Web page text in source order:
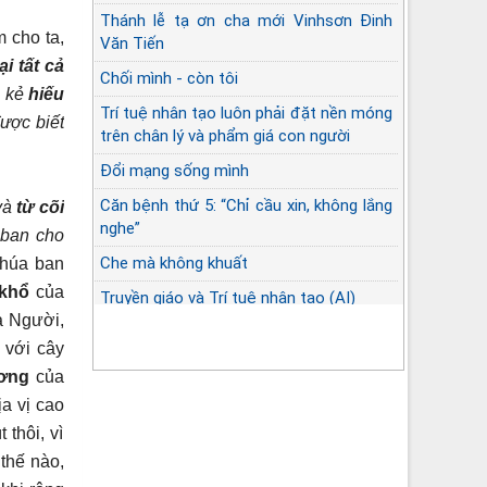
cho ta,
tất cả
kẻ hiếu
biết
từ cõi
cho
ban
của
Người,
với cây
của
vị cao
thôi, vì
nào,
Thánh lễ tạ ơn cha mới Vinhsơn Đinh
Văn Tiến
Chối mình - còn tôi
Trí tuệ nhân tạo luôn phải đặt nền móng
trên chân lý và phẩm giá con người
Đổi mạng sống mình
Căn bệnh thứ 5: “Chỉ cầu xin, không lắng
nghe”
Che mà không khuất
Truyền giáo và Trí tuệ nhân tạo (AI)